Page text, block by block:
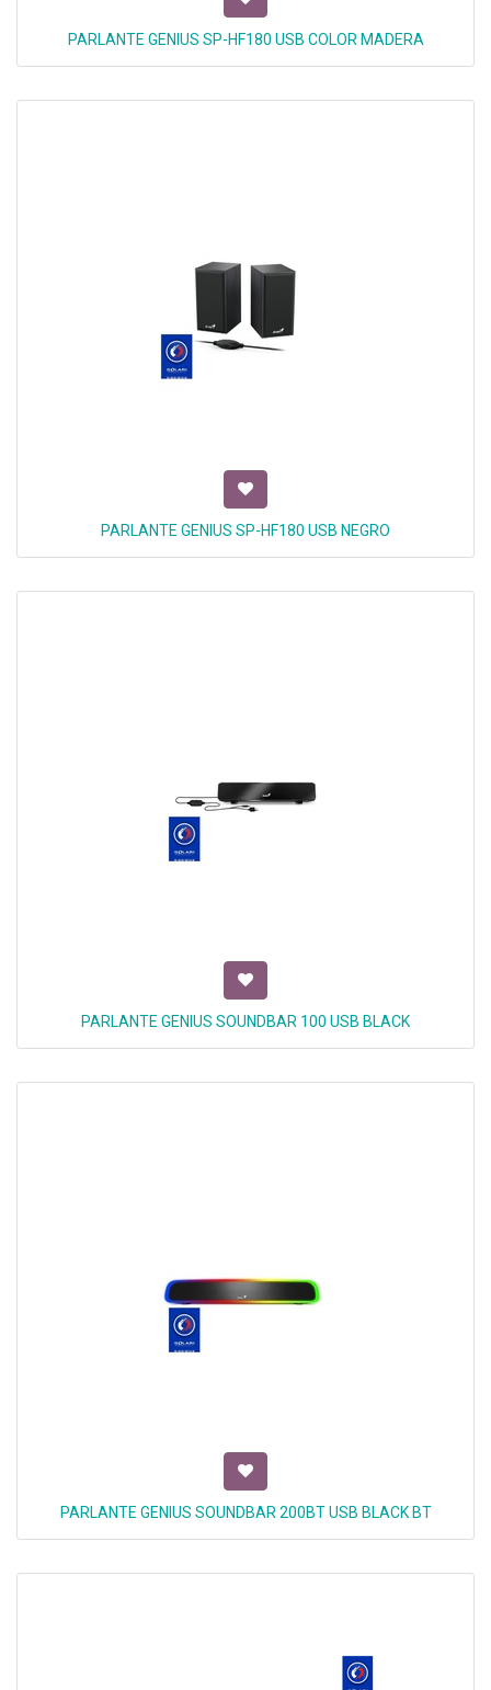
PARLANTE GENIUS SP-HF180 USB COLOR MADERA
PARLANTE GENIUS SP-HF180 USB NEGRO
PARLANTE GENIUS SOUNDBAR 100 USB BLACK
PARLANTE GENIUS SOUNDBAR 200BT USB BLACK BT